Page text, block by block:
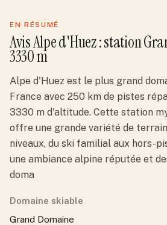
EN RÉSUMÉ
AvisAlpe d'Huez: station
3330 m
Alpe d'Huez est le plus grand
France avec 250 km de pistes
3330 m d'altitude. Cette station
offre une grande variété de
niveaux, du ski familial aux hors-
une ambiance alpine réputée et
doma
Domaine skiable
Grand Domaine